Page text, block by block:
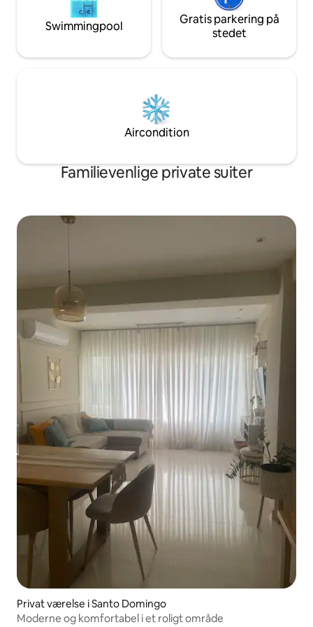
Swimmingpool
Gratis parkering på
stedet
Aircondition
Familievenlige private suiter
Privat værelse i Santo Domingo
Moderne og komfortabel i et roligt område